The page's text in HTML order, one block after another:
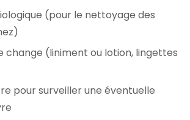
(pour le nettoyage des
change (liniment ou lotion, lingettes
pour surveiller une éventuelle